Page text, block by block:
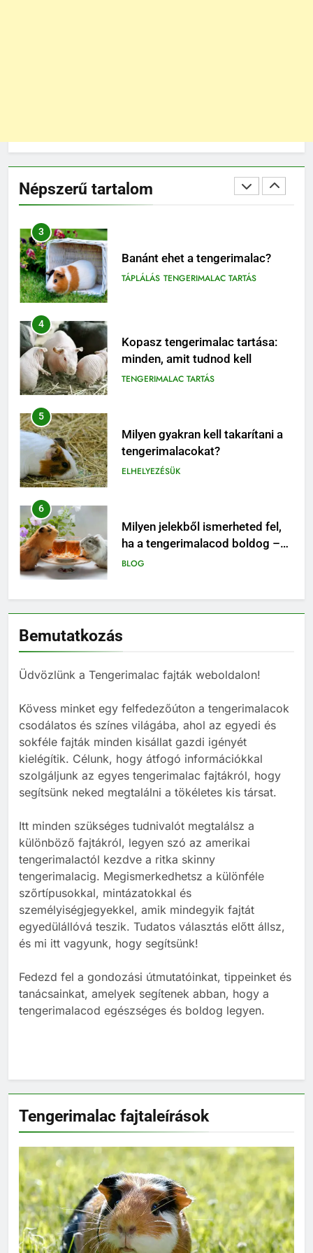
Népszerű tartalom
2
Barackot ehet a tengerimalac?
TÁPLÁLÁS
3
Banánt ehet a tengerimalac?
TÁPLÁLÁS TENGERIMALAC TARTÁS
4
Kopasz tengerimalac tartása:
minden, amit tudnod kell
TENGERIMALAC TARTÁS
5
Milyen gyakran kell takarítani a
tengerimalacokat?
ELHELYEZÉSÜK
6
Milyen jelekből ismerheted fel,
ha a tengerimalacod boldog –
vagy épp unatkozik?
BLOG
7
tartani tengerimalacot – és
hogyan válassz neki megfelelő
társat?
BLOG
Mi kell egy tengerimalacnak?
BLOG
1
Tengerimalac és nyúl együtt
tartása
BLOG ELHELYEZÉSÜK
2
Barackot ehet a tengerimalac?
TÁPLÁLÁS
Banánt ehet a tengerimalac?
TÁPLÁLÁS TENGERIMALAC TARTÁS
Kopasz tengerimalac tartása:
minden, amit tudnod kell
TENGERIMALAC TARTÁS
5
Milyen gyakran kell takarítani a
tengerimalacokat?
ELHELYEZÉSÜK
6
Bemutatkozás
Üdvözlünk a Tengerimalac fajták weboldalon!
Kövess minket egy felfedezőúton a tengerimalacok
csodálatos és színes világába, ahol az egyedi és
sokféle fajták minden kisállat gazdi igényét
kielégítik. Célunk, hogy átfogó információkkal
szolgáljunk az egyes tengerimalac fajtákról, hogy
segítsünk neked megtalálni a tökéletes kis társat.
Itt minden szükséges tudnivalót megtalálsz a
különböző fajtákról, legyen szó az amerikai
tengerimalactól kezdve a ritka skinny
tengerimalacig. Megismerkedhetsz a különféle
szőrtípusokkal, mintázatokkal és
személyiségjegyekkel, amik mindegyik fajtát
egyedülállóvá teszik. Tudatos választás előtt állsz,
és mi itt vagyunk, hogy segítsünk!
Fedezd fel a gondozási útmutatóinkat, tippeinket és
tanácsainkat, amelyek segítenek abban, hogy a
tengerimalacod egészséges és boldog legyen.
Tengerimalac fajtaleírások